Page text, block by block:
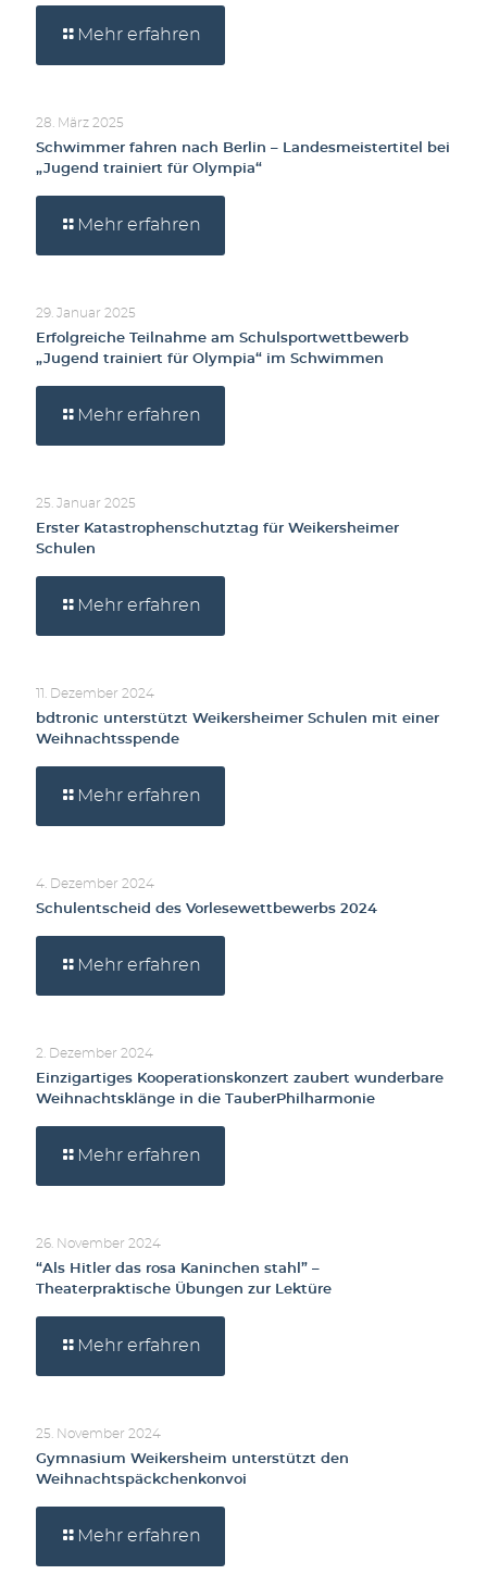
Mehr erfahren
28. März 2025
Schwimmer fahren nach Berlin – Landesmeistertitel bei
„Jugend trainiert für Olympia“
Mehr erfahren
29. Januar 2025
Erfolgreiche Teilnahme am Schulsportwettbewerb
„Jugend trainiert für Olympia“ im Schwimmen
Mehr erfahren
25. Januar 2025
Erster Katastrophenschutztag für Weikersheimer
Schulen
Mehr erfahren
11. Dezember 2024
bdtronic unterstützt Weikersheimer Schulen mit einer
Weihnachtsspende
Mehr erfahren
4. Dezember 2024
Schulentscheid des Vorlesewettbewerbs 2024
Mehr erfahren
2. Dezember 2024
Einzigartiges Kooperationskonzert zaubert wunderbare
Weihnachtsklänge in die TauberPhilharmonie
Mehr erfahren
26. November 2024
“Als Hitler das rosa Kaninchen stahl” –
Theaterpraktische Übungen zur Lektüre
Mehr erfahren
25. November 2024
Gymnasium Weikersheim unterstützt den
Weihnachtspäckchenkonvoi
Mehr erfahren